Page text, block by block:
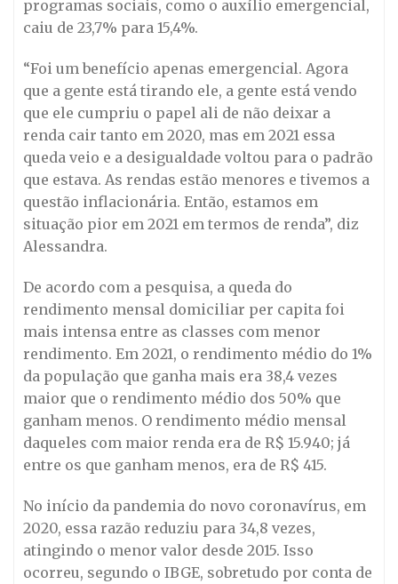
programas sociais, como o auxílio emergencial,
caiu de 23,7% para 15,4%.
“Foi um benefício apenas emergencial. Agora
que a gente está tirando ele, a gente está vendo
que ele cumpriu o papel ali de não deixar a
renda cair tanto em 2020, mas em 2021 essa
queda veio e a desigualdade voltou para o padrão
que estava. As rendas estão menores e tivemos a
questão inflacionária. Então, estamos em
situação pior em 2021 em termos de renda”, diz
Alessandra.
De acordo com a pesquisa, a queda do
rendimento mensal domiciliar per capita foi
mais intensa entre as classes com menor
rendimento. Em 2021, o rendimento médio do 1%
da população que ganha mais era 38,4 vezes
maior que o rendimento médio dos 50% que
ganham menos. O rendimento médio mensal
daqueles com maior renda era de R$ 15.940; já
entre os que ganham menos, era de R$ 415.
No início da pandemia do novo coronavírus, em
2020, essa razão reduziu para 34,8 vezes,
atingindo o menor valor desde 2015. Isso
ocorreu, segundo o IBGE, sobretudo por conta de